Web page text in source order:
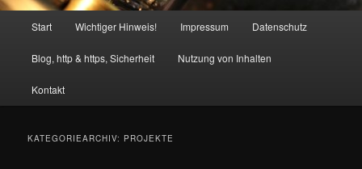
Start Wichtiger Hinweis! Impressum Datenschutz
Blog, http & https, Sicherheit Nutzung von Inhalten
Kontakt
KATEGORIEARCHIV: PROJEKTE